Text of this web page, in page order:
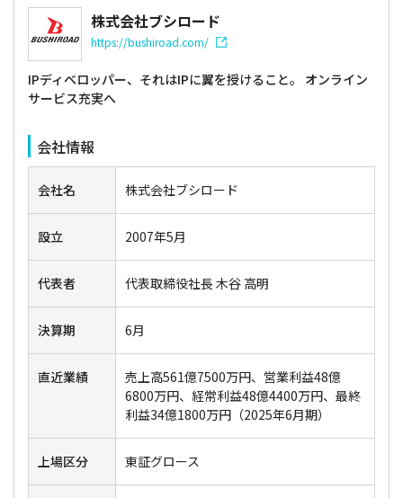
株式会社ブシロード
https://bushiroad.com/
IPディベロッパー、それはIPに翼を授けること。 オンライン
サービス充実へ
会社情報
会社名 株式会社ブシロード
設立 2007年5月
代表者 代表取締役社長 木谷 高明
決算期 6月
直近業績
売上高561億7500万円、営業利益48億
6800万円、経常利益48億4400万円、最終
利益34億1800万円（2025年6月期）
上場区分 東証グロース